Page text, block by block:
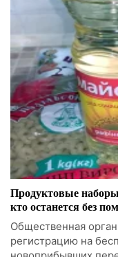
Продуктовые
кто останется без
Общественная
регистрацию на